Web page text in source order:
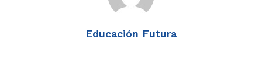
Educación Futura